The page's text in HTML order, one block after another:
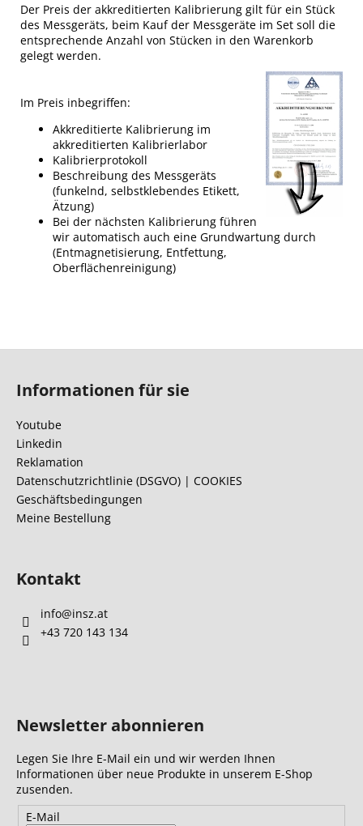
Der Preis der akkreditierten Kalibrierung gilt für ein Stück
des Messgeräts, beim Kauf der Messgeräte im Set soll die
entsprechende Anzahl von Stücken in den Warenkorb
gelegt werden.
Im Preis inbegriffen:
Akkreditierte Kalibrierung im
akkreditierten Kalibrierlabor
Kalibrierprotokoll
Beschreibung des Messgeräts
(funkelnd, selbstklebendes Etikett,
Ätzung)
Bei der nächsten Kalibrierung führen
wir automatisch auch eine Grundwartung durch
(Entmagnetisierung, Entfettung,
Oberflächenreinigung)
Informationen für sie
Youtube
Linkedin
Reklamation
Datenschutzrichtlinie (DSGVO) | COOKIES
Geschäftsbedingungen
Meine Bestellung
Kontakt
info@insz.at
+43 720 143 134
Newsletter abonnieren
Legen Sie Ihre E-Mail ein und wir werden Ihnen
Informationen über neue Produkte in unserem E-Shop
zusenden.
E-Mail